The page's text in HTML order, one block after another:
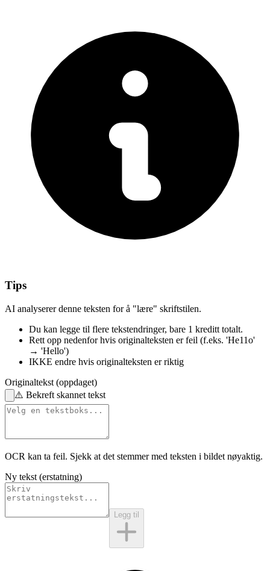
Tips
AI analyserer denne teksten for å "lære" skriftstilen.
Du kan legge til flere tekstendringer, bare 1 kreditt totalt.
Rett opp nedenfor hvis originalteksten er feil (f.eks. 'He11o'
→ 'Hello')
IKKE endre hvis originalteksten er riktig
Originaltekst (oppdaget)
⚠️ Bekreft skannet tekst
OCR kan ta feil. Sjekk at det stemmer med teksten i bildet nøyaktig.
Ny tekst (erstatning)
Legg til